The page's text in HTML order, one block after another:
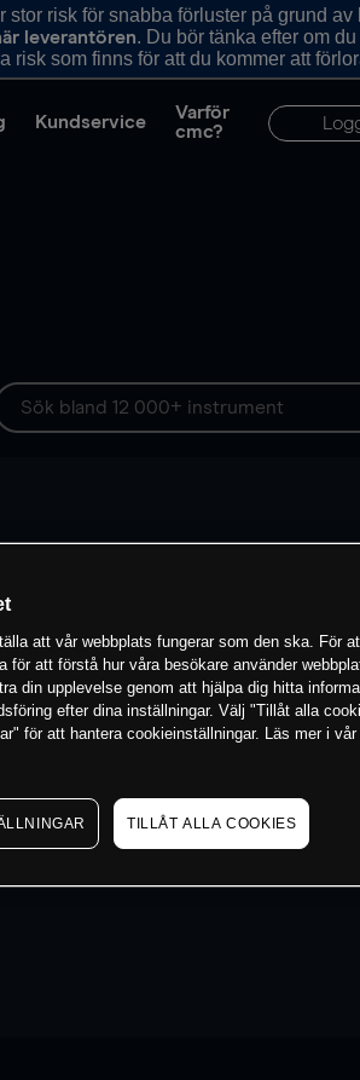
risk för snabba förluster på grund av
leverantören. Du bör tänka efter om
risk som finns för att du kommer att
Kundservice
Varför
cmc?
att vår webbplats fungerar som den ska. För
för att förstå hur våra besökare använder
din upplevelse genom att hjälpa dig hitta
efter dina inställningar. Välj "Tillåt alla
för att hantera cookieinställningar. Läs mer i vår
TILLÅT ALLA COOKIES